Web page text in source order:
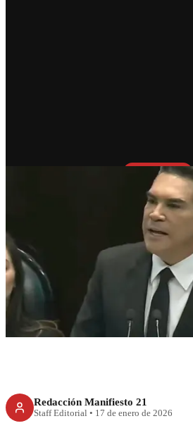
RECIENTE
Alito Moreno
la reforma
y la califica
Maduro”
Redacción Manifiesto 21
Staff Editorial • 17 de enero de 2026